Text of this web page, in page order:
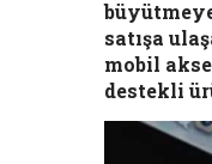
satışa
mobil
destekli